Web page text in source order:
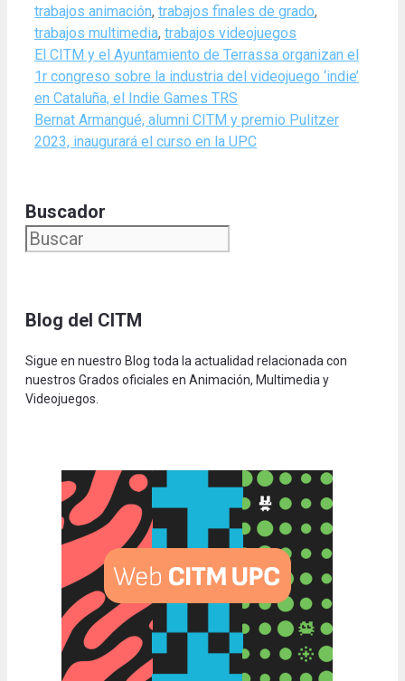
trabajos animación, trabajos finales de grado,
trabajos multimedia, trabajos videojuegos
El CITM y el Ayuntamiento de Terrassa organizan el
1r congreso sobre la industria del videojuego ‘indie’
en Cataluña, el Indie Games TRS
Bernat Armangué, alumni CITM y premio Pulitzer
2023, inaugurará el curso en la UPC
Buscador
Blog del CITM
Sigue en nuestro Blog toda la actualidad relacionada con
nuestros Grados oficiales en Animación, Multimedia y
Videojuegos.